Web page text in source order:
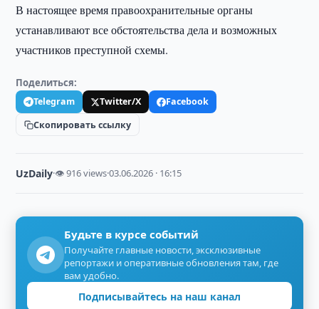
В настоящее время правоохранительные органы
устанавливают все обстоятельства дела и возможных
участников преступной схемы.
Поделиться:
Telegram Twitter/X
Facebook
Скопировать ссылку
UzDaily·👁 916 views·03.06.2026 · 16:15
Будьте в курсе событий
Получайте главные новости, эксклюзивные
репортажи и оперативные обновления там, где
вам удобно.
Подписывайтесь на наш канал